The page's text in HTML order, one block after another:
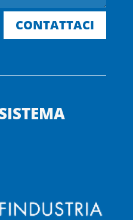
CONTATTACI